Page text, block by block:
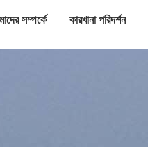
সম্পর্কে কারখানা পরিদর্শন